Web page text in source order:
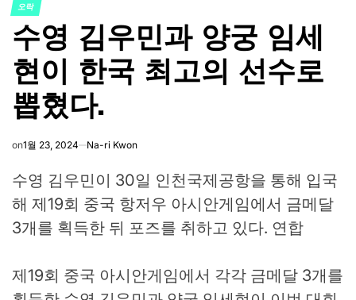
POSTED
오락
수영 김우민과 양궁 임세
현이 한국 최고의 선수로
뽑혔다.
on1월 23, 2024 Na-ri Kwon
수영 김우민이 30일 인천국제공항을 통해 입국
해 제19회 중국 항저우 아시안게임에서 금메달
3개를 획득한 뒤 포즈를 취하고 있다. 연합
제19회 중국 아시안게임에서 각각 금메달 3개를